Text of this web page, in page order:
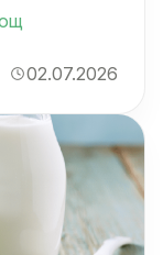
02.07.2026